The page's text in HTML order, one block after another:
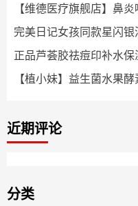
【维德医疗旗舰店】鼻
完美日记女孩同款星闪
正品芦荟胶祛痘印补水
【植小妹】益生菌水果
近期评论
分类